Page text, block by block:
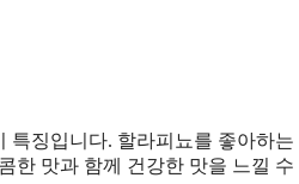
징입니다. 할라피뇨를 좋아하
한 맛과 함께 건강한 맛을 느낄 수